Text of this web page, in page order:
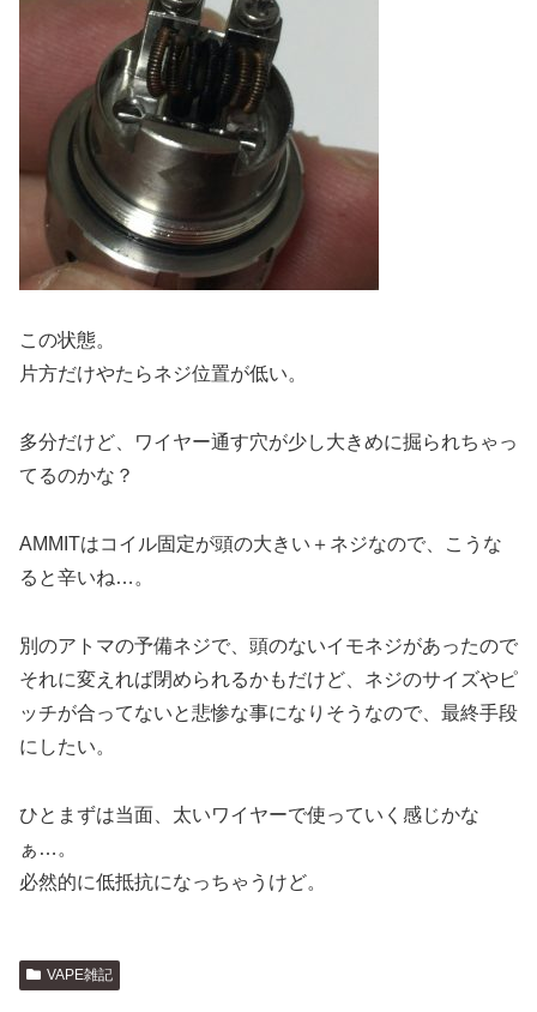
この状態。
片方だけやたらネジ位置が低い。
多分だけど、ワイヤー通す穴が少し大きめに掘られちゃっ
てるのかな？
AMMITはコイル固定が頭の大きい＋ネジなので、こうな
ると辛いね…。
別のアトマの予備ネジで、頭のないイモネジがあったので
それに変えれば閉められるかもだけど、ネジのサイズやピ
ッチが合ってないと悲惨な事になりそうなので、最終手段
にしたい。
ひとまずは当面、太いワイヤーで使っていく感じかな
ぁ…。
必然的に低抵抗になっちゃうけど。
VAPE雑記